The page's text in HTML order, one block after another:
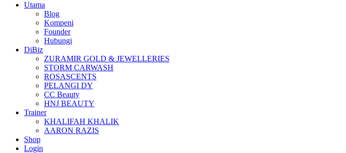
Utama
Blog
Kompeni
Founder
Hubungi
DiBiz
ZURAMIR GOLD & JEWELLERIES
STORM CARWASH
ROSASCENTS
PELANGI DY
CC Beauty
HNJ BEAUTY
Trainer
KHALIFAH KHALIK
AARON RAZIS
Shop
Login